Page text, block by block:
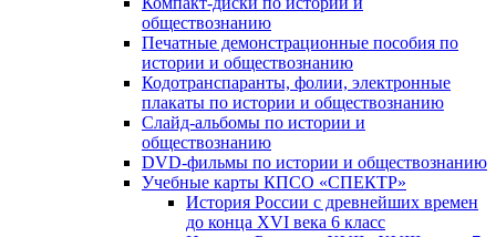
обществознанию
Печатные демонстрационные пособия по
истории и обществознанию
Кодотранспаранты, фолии, электронные
плакаты по истории и обществознанию
Слайд-альбомы по истории и
обществознанию
DVD-фильмы по истории и обществознанию
Учебные карты КПСО «СПЕКТР»
История России с древнейших времен
до конца XVI века 6 класс